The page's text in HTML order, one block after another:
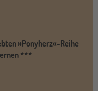
»Ponyherz«-Reihe
***